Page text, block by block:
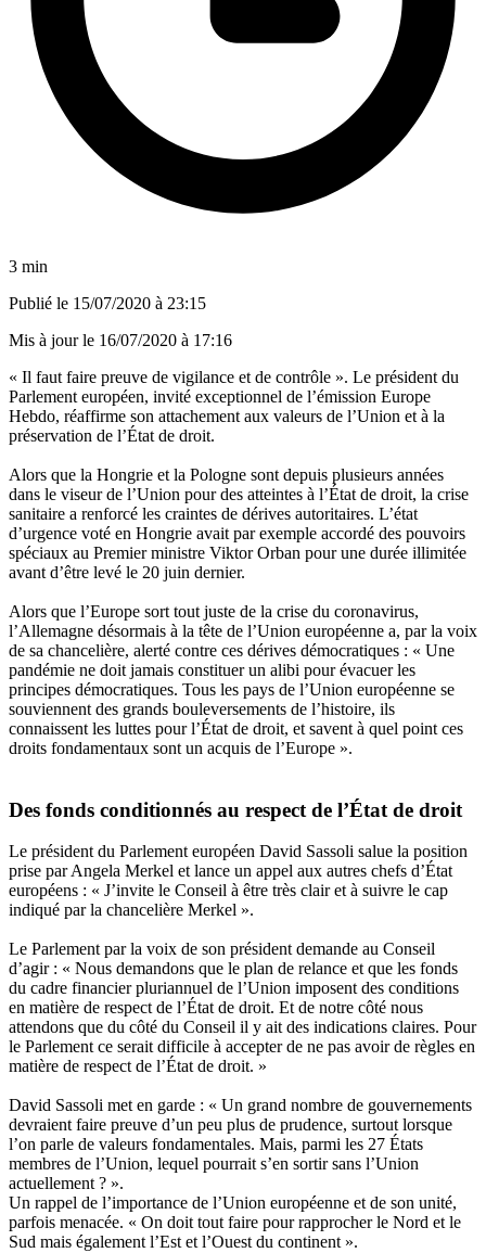
3 min
Publié le 15/07/2020 à 23:15
Mis à jour le 16/07/2020 à 17:16
« Il faut faire preuve de vigilance et de contrôle ». Le président du
Parlement européen, invité exceptionnel de l’émission Europe
Hebdo, réaffirme son attachement aux valeurs de l’Union et à la
préservation de l’État de droit.
Alors que la Hongrie et la Pologne sont depuis plusieurs années
dans le viseur de l’Union pour des atteintes à l’État de droit, la crise
sanitaire a renforcé les craintes de dérives autoritaires. L’état
d’urgence voté en Hongrie avait par exemple accordé des pouvoirs
spéciaux au Premier ministre Viktor Orban pour une durée illimitée
avant d’être levé le 20 juin dernier.
Alors que l’Europe sort tout juste de la crise du coronavirus,
l’Allemagne désormais à la tête de l’Union européenne a, par la voix
de sa chancelière, alerté contre ces dérives démocratiques : « Une
pandémie ne doit jamais constituer un alibi pour évacuer les
principes démocratiques. Tous les pays de l’Union européenne se
souviennent des grands bouleversements de l’histoire, ils
connaissent les luttes pour l’État de droit, et savent à quel point ces
droits fondamentaux sont un acquis de l’Europe ».
Des fonds conditionnés au respect de l’État de droit
Le président du Parlement européen David Sassoli salue la position
prise par Angela Merkel et lance un appel aux autres chefs d’État
européens : « J’invite le Conseil à être très clair et à suivre le cap
indiqué par la chancelière Merkel ».
Le Parlement par la voix de son président demande au Conseil
d’agir : « Nous demandons que le plan de relance et que les fonds
du cadre financier pluriannuel de l’Union imposent des conditions
en matière de respect de l’État de droit. Et de notre côté nous
attendons que du côté du Conseil il y ait des indications claires. Pour
le Parlement ce serait difficile à accepter de ne pas avoir de règles en
matière de respect de l’État de droit. »
David Sassoli met en garde : « Un grand nombre de gouvernements
devraient faire preuve d’un peu plus de prudence, surtout lorsque
l’on parle de valeurs fondamentales. Mais, parmi les 27 États
membres de l’Union, lequel pourrait s’en sortir sans l’Union
actuellement ? ».
Un rappel de l’importance de l’Union européenne et de son unité,
parfois menacée. « On doit tout faire pour rapprocher le Nord et le
Sud mais également l’Est et l’Ouest du continent ».